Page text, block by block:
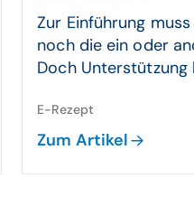
Zur Einführung
noch die ein oder
Doch Unterstützung
E-Rezept
Zum Artikel